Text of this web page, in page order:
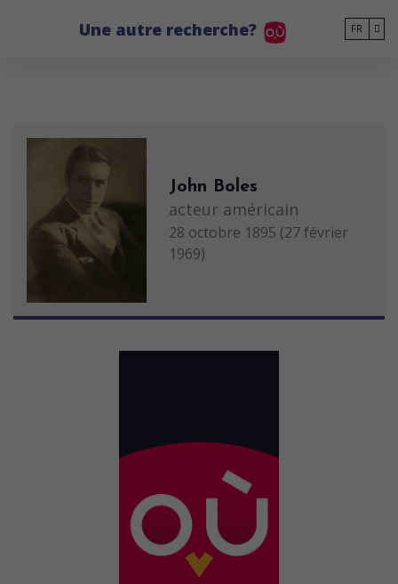
Une autre recherche? FR
John Boles
acteur américain
28 octobre 1895 (27 février
1969)